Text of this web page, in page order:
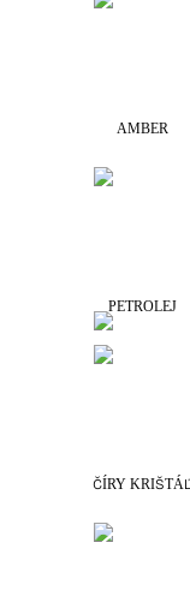
AMBER
PETROLEJ
ČÍRY KRIŠTÁĽ